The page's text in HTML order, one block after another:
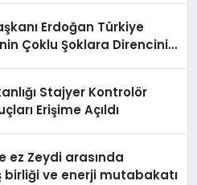
Erdoğan Türkiye
Çoklu Şoklara Direncini
Stajyer Kontrolör
Erişime Açıldı
ez Zeydi arasında
birliği ve enerji mutabakatı